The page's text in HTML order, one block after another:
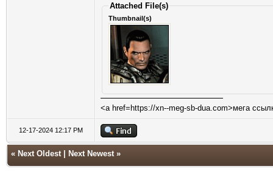
Attached File(s)
Thumbnail(s)
<a href=https://xn--meg-sb-dua.com>мега
12-17-2024 12:17 PM
« Next Oldest Next Newest »